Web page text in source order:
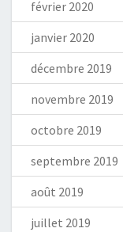
février 2020
janvier 2020
décembre 2019
novembre 2019
octobre 2019
septembre 2019
août 2019
juillet 2019